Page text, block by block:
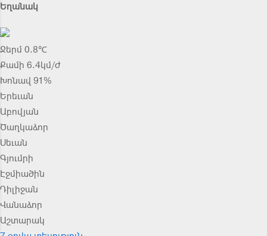
Եղանակ
Ջերմ 0.8℃
Քամի 6.4կմ/ժ
Խոնավ 91%
Երեւան
Աբովյան
Ծաղկաձոր
Սեւան
Գյումրի
Էջմիածին
Դիլիջան
Վանաձոր
Աշտարակ